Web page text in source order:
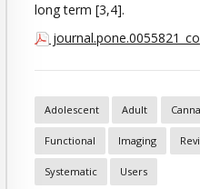
long term [3,4].
Adolescent Adult
Functional Imaging
Systematic Users